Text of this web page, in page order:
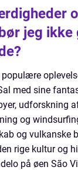
jeg ikke
med sine
udforskning
og
og vulkanske
rige kultur og
på øen São